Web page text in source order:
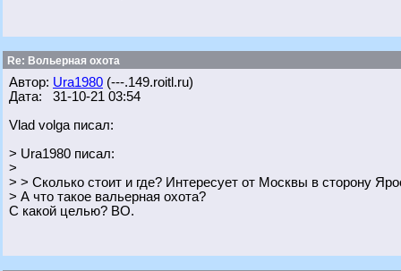
Re: Вольерная охота
Автор: Ura1980 (---.149.roitl.ru)
Дата: 31-10-21 03:54
Vlad volga писал:
> Ura1980 писал:
>
> > Сколько стоит и где? Интересует от Москвы в сторону
> А что такое вальерная охота?
С какой целью? ВО.